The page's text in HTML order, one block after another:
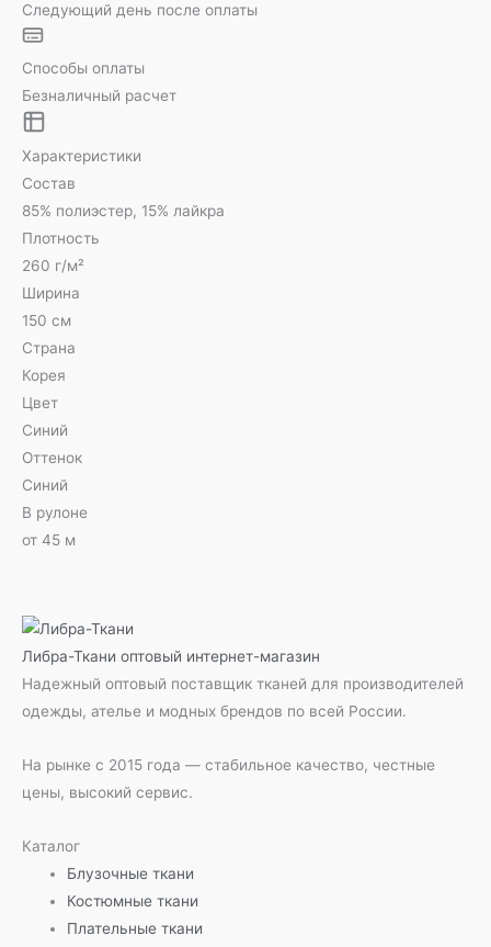
Следующий день после оплаты
Способы оплаты
Безналичный расчет
Характеристики
Состав
85% полиэстер, 15% лайкра
Плотность
260 г/м²
Ширина
150 см
Страна
Корея
Цвет
Синий
Оттенок
Синий
В рулоне
от 45 м
Либра-Ткани оптовый интернет-магазин
Надежный оптовый поставщик тканей для производителей
одежды, ателье и модных брендов по всей России.
На рынке с 2015 года — стабильное качество, честные
цены, высокий сервис.
Каталог
Блузочные ткани
Костюмные ткани
Плательные ткани